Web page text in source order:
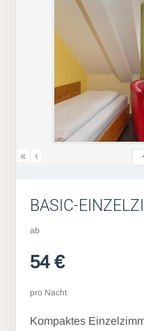
« ‹
BASIC-
ab
54 €
pro Nacht
Kompaktes